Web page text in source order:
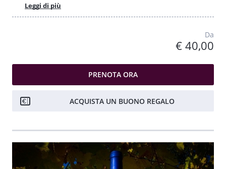
Leggi di più
Da
€ 40,00
PRENOTA ORA
ACQUISTA UN BUONO REGALO